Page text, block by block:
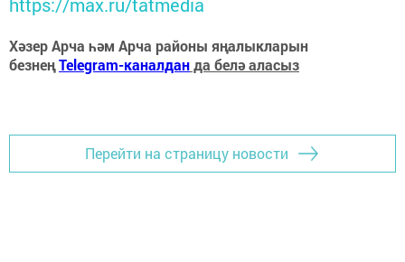
Хәзер Арча һәм Арча районы яңалыкларын
безнеңTelegram-каналданда белә аласыз
Перейти на страницу новости